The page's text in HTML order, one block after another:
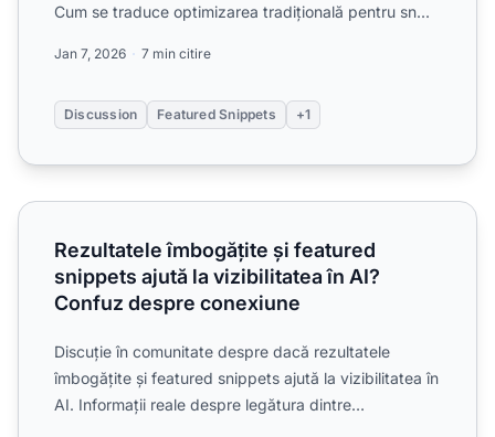
Cum se traduce optimizarea tradițională pentru sn...
Jan 7, 2026 7 min citire
Discussion Featured Snippets +1
Rezultatele îmbogățite și featured snippets ajută la
Rezultatele îmbogățite și featured
snippets ajută la vizibilitatea în AI?
Confuz despre conexiune
Discuție în comunitate despre dacă rezultatele
îmbogățite și featured snippets ajută la vizibilitatea în
AI. Informații reale despre legătura dintre